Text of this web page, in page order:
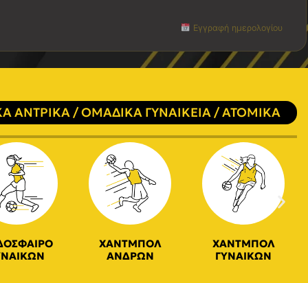
Εγγραφή ημερολογίου
ΑΝΤΡΙΚΑ / ΟΜΑΔΙΚΑ ΓΥΝΑΙΚΕΙΑ / ΑΤΟΜΙΚΑ
ΧΑΝΤΜΠΟΛ
ΑΝΔΡΩΝ
ΧΑΝΤΜΠΟΛ
ΓΥΝΑΙΚΩΝ